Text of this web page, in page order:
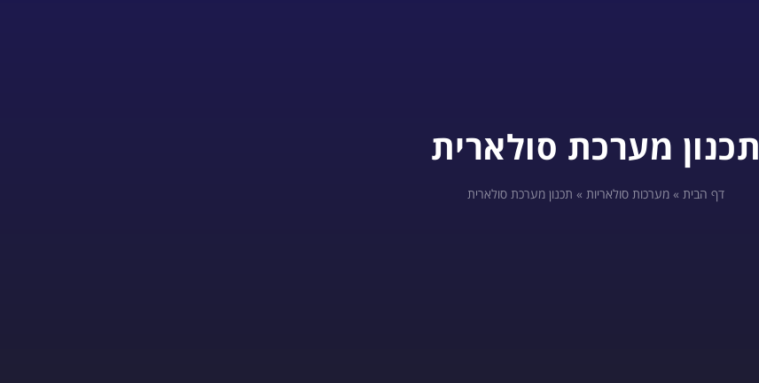
תכנון מערכת סולארית
דף הבית » מערכות סולאריות » תכנון מערכת סולארית